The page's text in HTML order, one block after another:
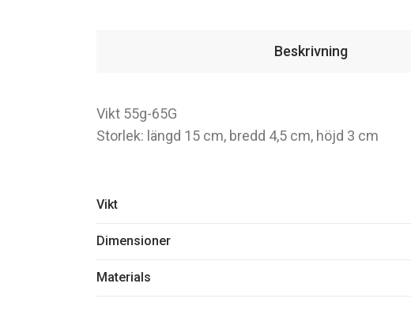
Beskrivning
Vikt 55g-65G
Storlek: längd 15 cm, bredd 4,5 cm, höjd 3 cm
Vikt
Dimensioner
Materials